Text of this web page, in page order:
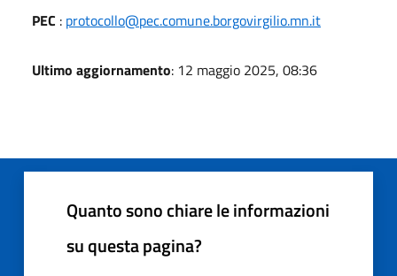
PEC : protocollo@pec.comune.borgovirgilio.mn.it
Ultimo aggiornamento: 12 maggio 2025, 08:36
Quanto sono chiare le informazioni
su questa pagina?